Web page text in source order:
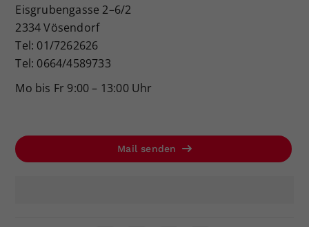
Eisgrubengasse 2–6/2
2334 Vösendorf
Tel: 01/7262626
Tel: 0664/4589733
Mo bis Fr 9:00 – 13:00 Uhr
Mail senden